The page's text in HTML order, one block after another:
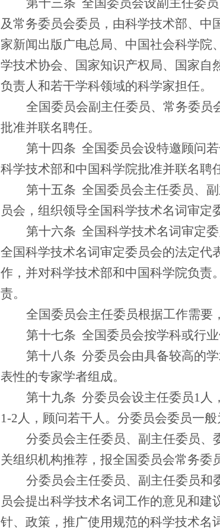
第十三条 全国委员会设副主任委
及常务委员会委员，由科学技术部、中
家新闻出版广电总局、中国社会科学
学技术协会、国家知识产权局、国家自
负责人和若干学科领域的科学家担任。
全国委员会副主任委员、常务委员
批准并联名聘任。
第十四条 全国委员会设特邀顾问
科学技术部和中国科学院批准并联名聘
第十五条 全国委员会主任委员、
员会，组织领导全国科学技术名词审定
第十六条 全国科学技术名词审定
全国科学技术名词审定委员会的法定代
作，并对科学技术部和中国科学院负责
责。
全国委员会主任委员根据工作需要
第十七条 全国委员会按学科或行业
第十八条 分委员会由具备较高的
表性的专家学者组成。
第十九条 分委员会设主任委员1 人
1-2人，顾问若干人。分委员会委员一般
分委员会主任委员、副主任委员、
关组织机构推荐，报全国委员会常务委
分委员会主任委员、副主任委员和
员会提出科学技术名词工作的意见和
针、政策，推广使用规范的科学技术名